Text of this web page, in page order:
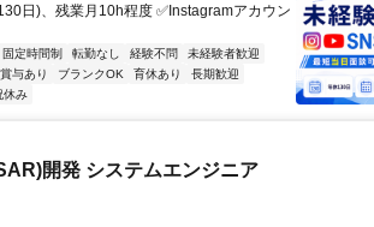
日)、残業月10h程度 ✅Instagramアカウン
固定時間制 転勤なし 経験不問
未経験者歓迎
賞与あり ブランクOK 育休あり
長期歓迎
休み
開発 システムエンジニア